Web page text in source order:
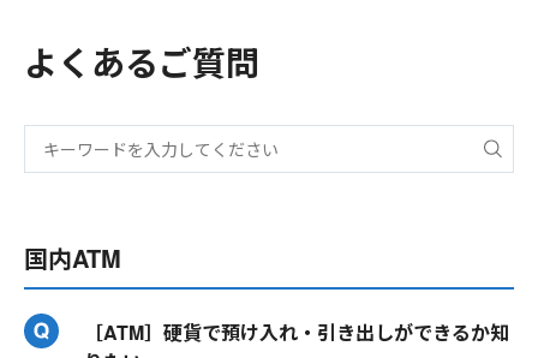
よくあるご質問
国内ATM
［ATM］硬貨で預け入れ・引き出しができるか知